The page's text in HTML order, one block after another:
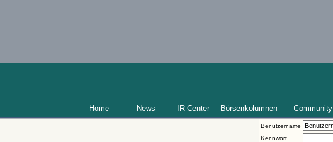
Home News IR-Center Börsenkolumnen Community
Benutzername
Kennwort